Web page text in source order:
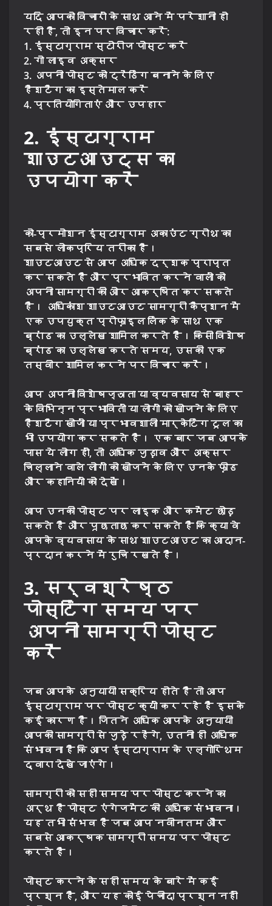
यदि आपको विचारों के साथ आने में परेशानी हो
रही है, तो इन पर विचार करें:
1. इंस्टाग्राम स्टोरीज पोस्ट करें
2. गो लाइव अक्सर
3. अपनी पोस्ट को ट्रेंडिंग बनाने के लिए
हैशटैग का इस्तेमाल करें
4. प्रतियोगिताएं और उपहार
2. इंस्टाग्राम
शाउटआउट्स का
उपयोग करें
को-प्रमोशन इंस्टाग्राम अकाउंट ग्रोथ का
सबसे लोकप्रिय तरीका है।
शाउटआउट से आप अधिक दर्शक प्राप्त
कर सकते हैं और प्रभावित करने वालों को
अपनी सामग्री की ओर आकर्षित कर सकते
हैं। अधिकांश शाउटआउट सामग्री कैप्शन में
एक उपयुक्त प्रोफ़ाइल लिंक के साथ एक
ब्रांड का उल्लेख शामिल करते हैं। किसी विशेष
ब्रांड का उल्लेख करते समय, उसकी एक
तस्वीर शामिल करने पर विचार करें।
आप अपनी विशेषज्ञता या व्यवसाय से बाहर
के विभिन्न प्रभावितों या लोगों को खोजने के लिए
हैशटैग खोजों या प्रभावशाली मार्केटिंग टूल का
भी उपयोग कर सकते हैं। एक बार जब आपके
पास ये लोग हों, तो अधिक जुड़ाव और अक्सर
चिल्लाने वाले लोगों को खोजने के लिए उनके फ़ीड
और कहानियों को देखें।
आप उनकी पोस्ट पर लाइक और कमेंट छोड़
सकते हैं और पूछताछ कर सकते हैं कि क्या वे
आपके व्यवसाय के साथ शाउटआउट का आदान-
प्रदान करने में रुचि रखते हैं।
3. सर्वश्रेष्ठ
पोस्टिंग समय पर
अपनी सामग्री पोस्ट
करें
जब आपके अनुयायी सक्रिय होते हैं तो आप
इंस्टाग्राम पर पोस्ट क्यों कर रहे हैं इसके
कई कारण हैं। जितने अधिक आपके अनुयायी
आपकी सामग्री से जुड़े रहेंगे, उतनी ही अधिक
संभावना है कि आप इंस्टाग्राम के एल्गोरिथम
द्वारा देखे जाएंगे।
सामग्री को सही समय पर पोस्ट करने का
अर्थ है पोस्ट एंगेजमेंट की अधिक संभावना।
यह तभी संभव है जब आप नवीनतम और
सबसे आकर्षक सामग्री समय पर पोस्ट
करते हैं।
पोस्ट करने के सही समय के बारे में कई
प्रश्न हैं, और यह कोई पेचीदा प्रश्न नहीं